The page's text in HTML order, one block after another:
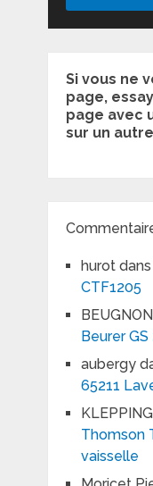
Si vous ne
page,
page avec
sur un
hurotdans
CTF1205
Beurer
aubergy
65211
Thomson
vaisselle